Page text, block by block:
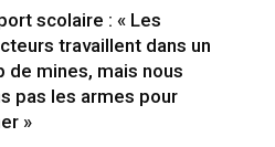
scolaire : « Les
travaillent dans un
de mines, mais nous
pas les armes pour
»